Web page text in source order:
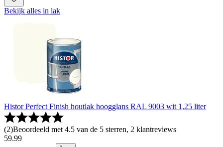
Bekijk alles in lak
Histor Perfect Finish houtlak hoogglans RAL 9003 wit 1,25 liter
(2)Beoordeeld met 4.5 van de 5 sterren, 2 klantreviews
59.99